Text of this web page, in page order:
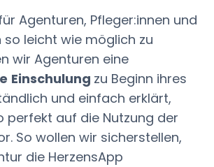
Agenturen, Pfleger:innen und
so leicht wie möglich zu
wir Agenturen eine
Einschulung zu Beginn ihres
und einfach erklärt,
perfekt auf die Nutzung der
So wollen wir sicherstellen,
die HerzensApp